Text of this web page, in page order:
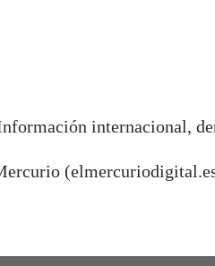
internacional,